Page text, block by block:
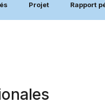
Projet Rapport